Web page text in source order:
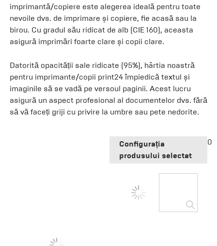
imprimantă/copiere este alegerea ideală pentru toate
nevoile dvs. de imprimare și copiere, fie acasă sau la
birou. Cu gradul său ridicat de alb (CIE 160), aceasta
asigură imprimări foarte clare și copii clare.
Datorită opacității sale ridicate (95%), hârtia noastră
pentru imprimante/copii print24 împiedică textul și
imaginile să se vadă pe versoul paginii. Acest lucru
asigură un aspect profesional al documentelor dvs. fără
să vă faceți griji cu privire la umbre sau pete nedorite.
Configurația
produsului selectat
0